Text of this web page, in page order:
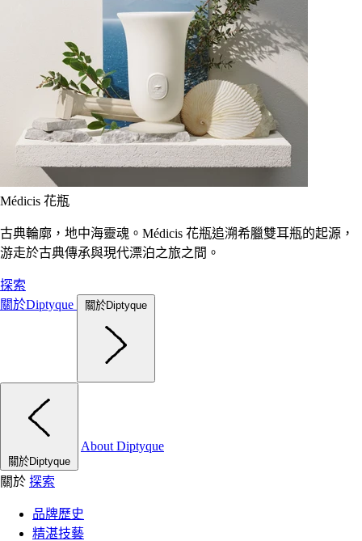
Médicis 花瓶
古典輪廓，地中海靈魂。Médicis 花瓶追溯希臘雙耳瓶的起源，
游走於古典傳承與現代漂泊之旅之間。
探索
關於Diptyque
關於Diptyque
關於Diptyque
About Diptyque
關於 探索
品牌歷史
精湛技藝